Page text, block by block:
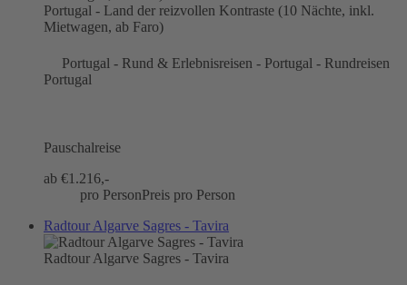
Portugal - Land der reizvollen Kontraste (10 Nächte, inkl.
Mietwagen, ab Faro)
Portugal - Rund & Erlebnisreisen - Portugal - Rundreisen
Portugal
Pauschalreise
ab €1.216,-
pro PersonPreis pro Person
Radtour Algarve Sagres - Tavira
Radtour Algarve Sagres - Tavira